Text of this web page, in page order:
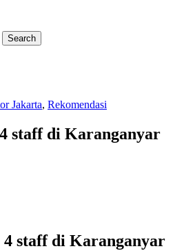
Search
Jakarta, Rekomendasi
staff di Karanganyar
staff di Karanganyar